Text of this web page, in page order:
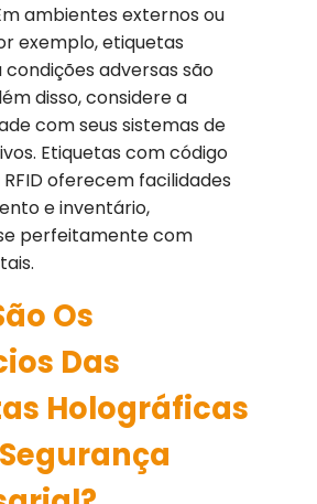
ambientes externos ou
exemplo, etiquetas
adversas são
disso, considere a
com seus sistemas de
Etiquetas com código
oferecem facilidades
e inventário,
perfeitamente com
Os
Das
Holográficas